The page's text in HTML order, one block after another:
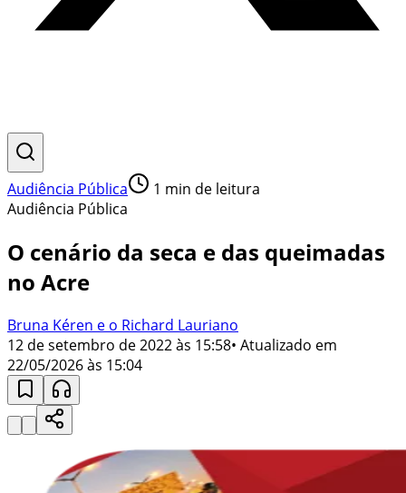
Audiência Pública 1 min de leitura
Audiência Pública
O cenário da seca e das queimadas
no Acre
Bruna Kéren e o Richard Lauriano
12 de setembro de 2022 às 15:58• Atualizado em
22/05/2026 às 15:04